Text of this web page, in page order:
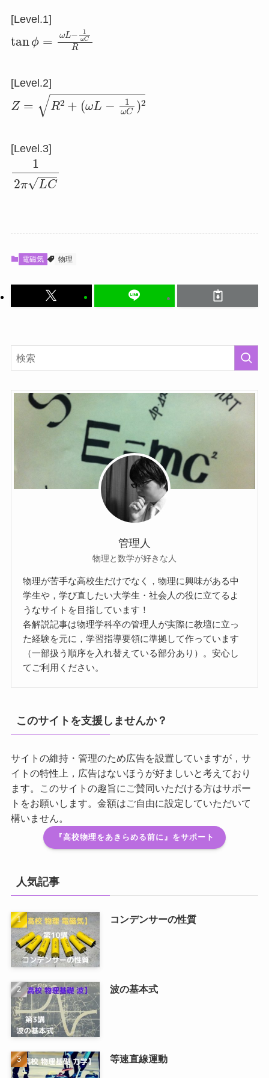
[Level.1]
tan = L−1ωC
[Level.2]
Z= +(ωL−1ωC)2
[Level.3]
πL
電磁気 物理
管理人
物理と数学が好きな人
物理が苦手な高校生だけでなく，物理に興味がある中
学生や，学び直したい大学生・社会人の役に立てるよ
うなサイトを目指しています！
各解説記事は物理学科卒の管理人が実際に教壇に立っ
た経験を元に，学習指導要領に準拠して作っています
（一部扱う順序を入れ替えている部分あり）。安心し
てご利用ください。
このサイトを支援しませんか？
サイトの維持・管理のため広告を設置していますが，サ
イトの特性上，広告はないほうが好ましいと考えており
ます。このサイトの趣旨にご賛同いただける方はサポー
トをお願いします。金額はご自由に設定していただいて
構いません。
『高校物理をあきらめる前に』をサポート
人気記事
コンデンサーの性質
波の基本式
等速直線運動